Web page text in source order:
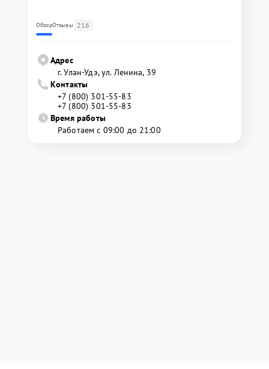
ОбзорОтзывы 216
Адрес
г. Улан-Удэ, ул. Ленина, 39
Контакты
+7 (800) 301-55-83
+7 (800) 301-55-83
Время работы
Работаем с 09:00 до 21:00